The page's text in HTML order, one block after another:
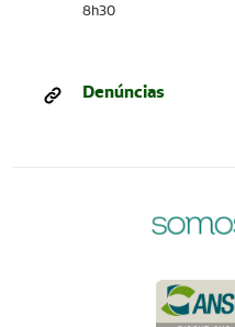
8h30
Denúncias